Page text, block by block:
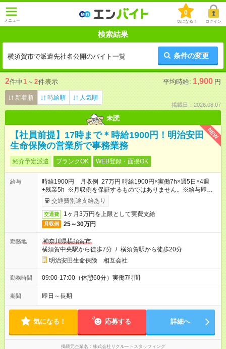
メニュー
0
気になる！ ログイン
検索結果
横須賀市で派遣先社名公開のバイト一覧 条件の変更
2件中1 ～ 2件表示 平均時給: 1,900 円
新着順 時給順 人気順
掲載日：2026.08.07
未読
NEW
【社員前提】17時まで＊時給1900円！明治安田
生命保険の営業所で事務業務
紹介予定派遣 ブランクOK WEB登録・面接OK
給与
時給1900円 月収例 27万円 時給1900円×実働7h×週5日×4週
+残業5h ※月収例を保証するものではありません。※給与即受取
りサービス利用可（利用条件有）
交通費別途支給あり
交通費 1ヶ月3万円を上限として実費支給
月収例 25～30万円
勤務地
神奈川県横須賀市
横須賀中央駅から徒歩7分 / 横須賀駅から徒歩20分
明治安田生命保険 相互会社
勤務時間 09:00-17:00（休憩60分）実働7時間
期間 即日～長期
気になる！ 応募する 詳細へ
掲載元企業名 株式会社リクルートスタッフィング